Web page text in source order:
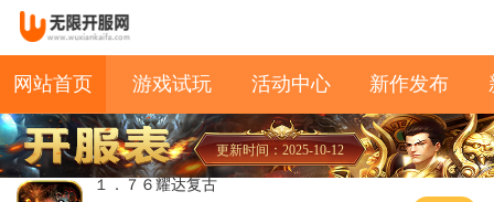
网站首页 游戏试玩 活动中心 新作发布
更新时间：2025-10-12
１．７６耀达复古